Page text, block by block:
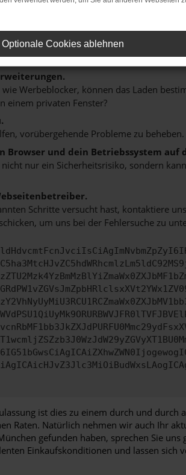
und deine Internetverbindung.
zum Beispiel deine Suchmaschine?
Werbeblocker, können das Laden
einem privaten Fenster?
vorübergehende Probleme zu beheben.
Browser und dein Betriebssystem auf
nur ein Sicherheitsrisiko, sondern
Schritte versucht hast, kontaktiere
um uns bei der Fehlersuche zu
ist dies zu einem durch und
Raten. Natürlich nehmen wir auch Ihr
gefunden haben, sprechen Sie
Einkaufskonditionen und lassen sich
Optionale Cookies ablehnen